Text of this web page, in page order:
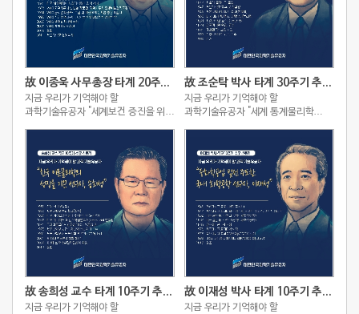
故 이종욱 사무총장 타계 20주기 추모 스토리
지금 우리가 기억해야 할
과학기술유공자 "세계보건 증진을 위해
故 조순탁 박사 타계 30주기 추모 스토리
지금 우리가 기억해야 할
과학기술유공자 "세계 통계물리학
故 송희성 교수 타계 10주기 추모 스토리
지금 우리가 기억해야 할
故 이재성 박사 타계 10주기 추모 스토리
지금 우리가 기억해야 할